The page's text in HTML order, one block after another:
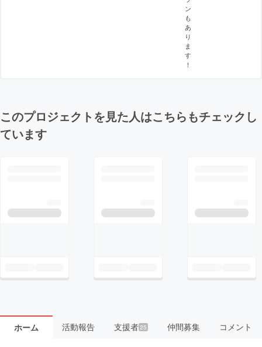
ン
も
あ
り
ま
す
！
このプロジェクトを見た人はこちらもチェックし
ています
ホーム 活動報告 支援者 25 仲間募集 コメント